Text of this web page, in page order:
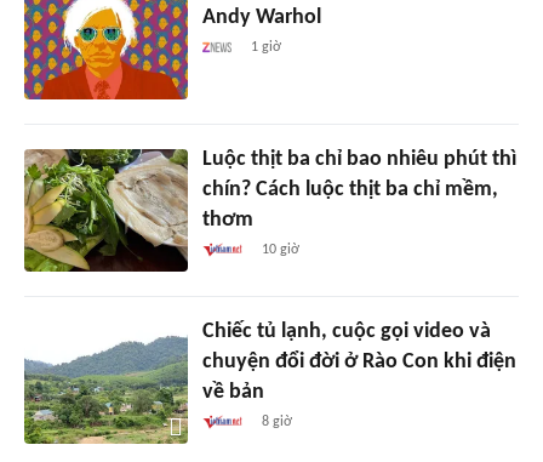
Andy Warhol
1 giờ
Luộc thịt ba chỉ bao nhiêu phút thì
chín? Cách luộc thịt ba chỉ mềm,
thơm
10 giờ
Chiếc tủ lạnh, cuộc gọi video và
chuyện đổi đời ở Rào Con khi điện
về bản
8 giờ